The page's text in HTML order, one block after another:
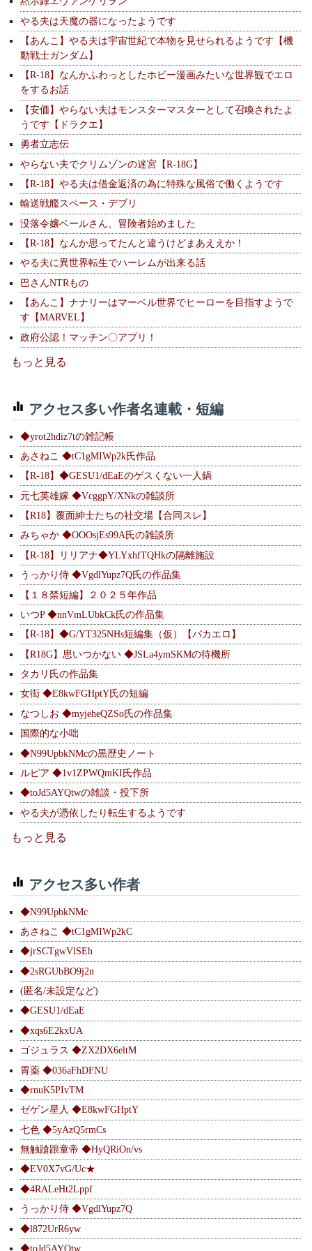
やる夫は天魔の器になったようです
【あんこ】やる夫は宇宙世紀で本物を見せられるようです【機
動戦士ガンダム】
【R-18】なんかふわっとしたホビー漫画みたいな世界観でエロ
をするお話
【安価】やらない夫はモンスターマスターとして召喚されたよ
うです【ドラクエ】
勇者立志伝
やらない夫でクリムゾンの迷宮【R-18G】
【R-18】やる夫は借金返済の為に特殊な風俗で働くようです
輸送戦艦スペース・デブリ
没落令嬢ベールさん、冒険者始めました
【R-18】なんか思ってたんと違うけどまあええか！
やる夫に異世界転生でハーレムが出来る話
巴さんNTRもの
【あんこ】ナナリーはマーベル世界でヒーローを目指すようで
す【MARVEL】
政府公認！マッチン〇アプリ！
もっと見る
アクセス多い作者名連載・短編
◆yrot2hdiz7tの雑記帳
あさねこ ◆tC1gMIWp2k氏作品
【R-18】◆GESU1/dEaEのゲスくない一人鍋
元七英雄嫁 ◆VcggpY/XNkの雑談所
【R18】覆面紳士たちの社交場【合同スレ】
みちゃか ◆OOOsjEs99A氏の雑談所
【R-18】リリアナ◆YLYxhfTQHkの隔離施設
うっかり侍 ◆VgdlYupz7Q氏の作品集
【１８禁短編】２０２５年作品
いつP ◆nnVmLUbkCk氏の作品集
【R-18】◆G/YT325NHs短編集（仮）【バカエロ】
【R18G】思いつかない ◆JSLa4ymSKMの待機所
タカリ氏の作品集
女衒 ◆E8kwFGHptY氏の短編
なつしお ◆myjeheQZSo氏の作品集
国際的な小咄
◆N99UpbkNMcの黒歴史ノート
ルピア ◆1v1ZPWQmKI氏作品
◆toJd5AYQtwの雑談・投下所
やる夫が憑依したり転生するようです
もっと見る
アクセス多い作者
◆N99UpbkNMc
あさねこ ◆tC1gMIWp2kC
◆jrSCTgwVlSEh
◆2sRGUbBO9j2n
(匿名/未設定など)
◆GESU1/dEaE
◆xqs6E2kxUA
ゴジュラス ◆ZX2DX6eltM
胃薬 ◆036aFhDFNU
◆rnuK5PIvTM
ゼゲン星人 ◆E8kwFGHptY
七色 ◆5yAzQ5rmCs
無触蹌踉童帝 ◆HyQRiOn/vs
◆EV0X7vG/Uc★
◆4RALeHt2Lppf
うっかり侍 ◆VgdlYupz7Q
◆l872UrR6yw
◆toJd5AYQtw